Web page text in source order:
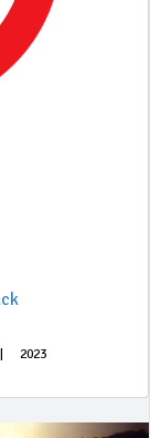
2023